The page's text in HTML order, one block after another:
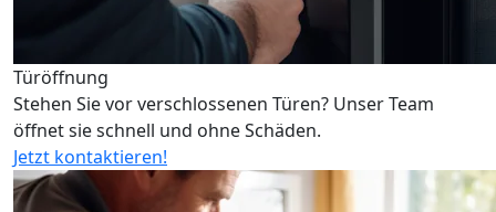
Türöffnung
Stehen Sie vor verschlossenen Türen? Unser Team
öffnet sie schnell und ohne Schäden.
Jetzt kontaktieren!